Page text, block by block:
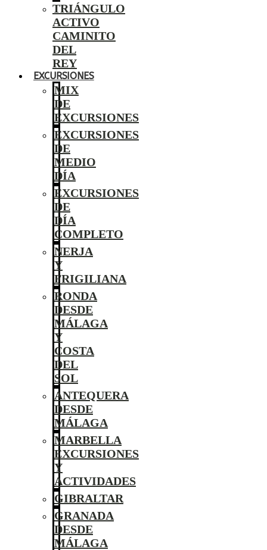
TRIÁNGULO
ACTIVO
CAMINITO
DEL
REY
EXCURSIONES
MIX
DE
EXCURSIONES
EXCURSIONES
DE
MEDIO
DÍA
EXCURSIONES
DE
DÍA
COMPLETO
NERJA
Y
FRIGILIANA
RONDA
DESDE
MÁLAGA
Y
COSTA
DEL
SOL
ANTEQUERA
DESDE
MÁLAGA
MARBELLA
EXCURSIONES
Y
ACTIVIDADES
GIBRALTAR
GRANADA
DESDE
MÁLAGA